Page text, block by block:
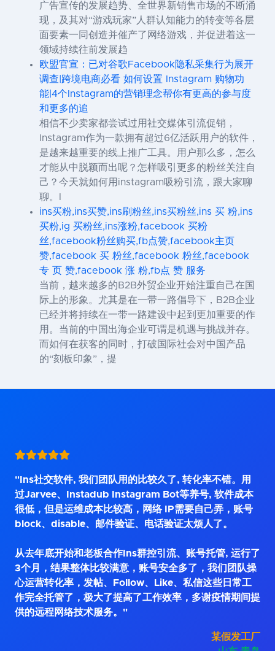
广告宣传的发展趋势、全世界新销售市场的不断涌
现，及其对“游戏玩家”人群认知能力的转变等各层
面要素一同创造并催产了网络游戏，并促进着这一
领域持续往前发展趋
欧盟官宣：已对谷歌Facebook隐私采集行为展开
调查|跨境电商必看 如何设置 Instagram 购物功
能|4个Instagram的营销理念帮你有更高的参与度
和更多的追
相信不少卖家都尝试过用社交媒体引流促销，
Instagram作为一款拥有超过6亿活跃用户的软件，
是越来越重要的线上推广工具。用户那么多，怎么
才能从中脱颖而出呢？怎样吸引更多的粉丝关注自
己？今天就如何用instagram吸粉引流，跟大家聊
聊。I
ins买粉,ins买赞,ins刷粉丝,ins买粉丝,ins 买 粉,ins
买粉,ig 买粉丝,ins涨粉,facebook 买粉
丝,facebook粉丝购买,fb点赞,facebook主页
赞,facebook 买 粉丝,facebook 粉丝,facebook
专 页 赞,facebook 涨 粉,fb点 赞 服务
当前，越来越多的B2B外贸企业开始注重自己在国
际上的形象。尤其是在一带一路倡导下，B2B企业
已经并将持续在一带一路建设中起到更加重要的作
用。当前的中国出海企业可谓是机遇与挑战并存。
而如何在获客的同时，打破国际社会对中国产品
的“刻板印象”，提
"Ins社交软件, 我们团队用的比较久了, 转化率不错。用
过Jarvee、Instadub Instagram Bot等养号, 软件成本
很低，但是运维成本比较高，网络 IP需要自己弄，账号
block、disable、邮件验证、电话验证太烦人了。
从去年底开始和老板合作Ins群控引流、账号托管, 运行了
3个月，结果整体比较满意，账号安全多了，我们团队操
心运营转化率，发帖、Follow、Like、私信这些日常工
作完全托管了，极大了提高了工作效率，多谢疫情期间提
供的远程网络技术服务。"
某假发工厂